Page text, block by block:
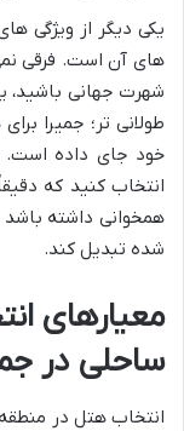
یکی دیگر از ویژگی
های آن است. فرقی
شهرت جهانی باشید،
طولانی تر؛ جمیرا
خود جای داده است.
انتخاب کنید که
همخوانی داشته
شده تبدیل کند.
معیارهای
ساحلی در
انتخاب هتل در